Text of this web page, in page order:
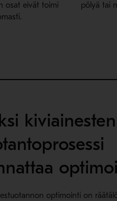
osat eivät toimi
pölyä tai
kiviainesten
optimointi on